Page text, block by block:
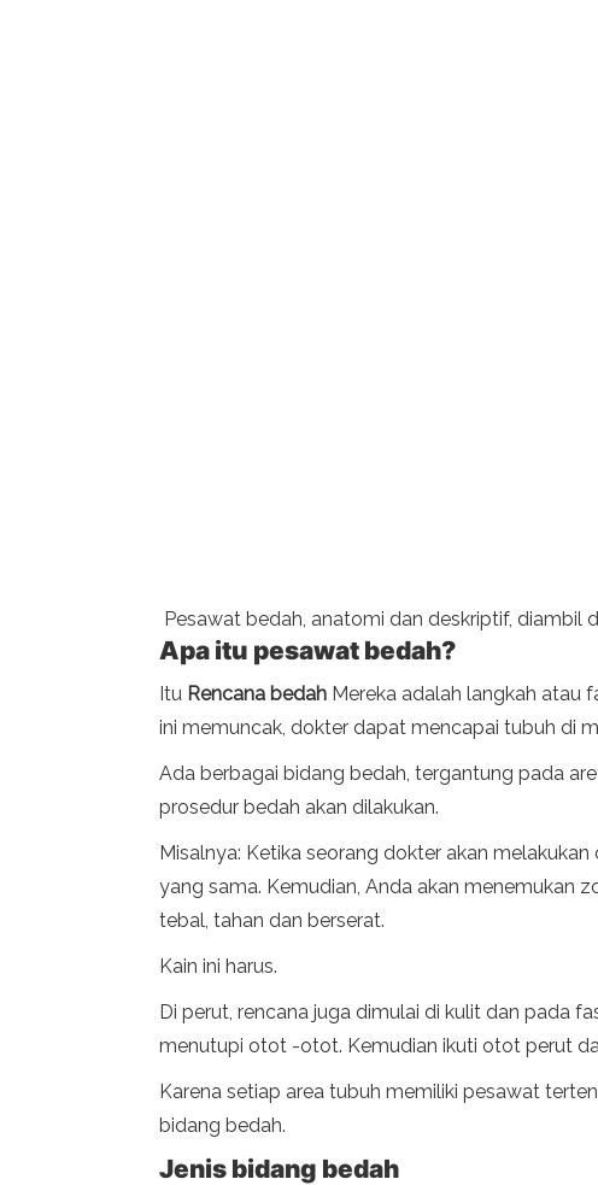
Pesawat bedah, anatomi dan deskriptif, diambil
Apa itu pesawat bedah?
Itu Rencana bedah Mereka adalah langkah atau
ini memuncak, dokter dapat mencapai tubuh di
Ada berbagai bidang bedah, tergantung pada
prosedur bedah akan dilakukan.
Misalnya: Ketika seorang dokter akan
yang sama. Kemudian, Anda akan menemukan
tebal, tahan dan berserat.
Kain ini harus.
Di perut, rencana juga dimulai di kulit dan pada
menutupi otot -otot. Kemudian ikuti otot perut
Karena setiap area tubuh memiliki pesawat
bidang bedah.
Jenis bidang bedah